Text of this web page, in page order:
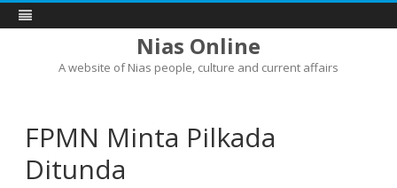
Nias Online
A website of Nias people, culture and current affairs
FPMN Minta Pilkada
Ditunda